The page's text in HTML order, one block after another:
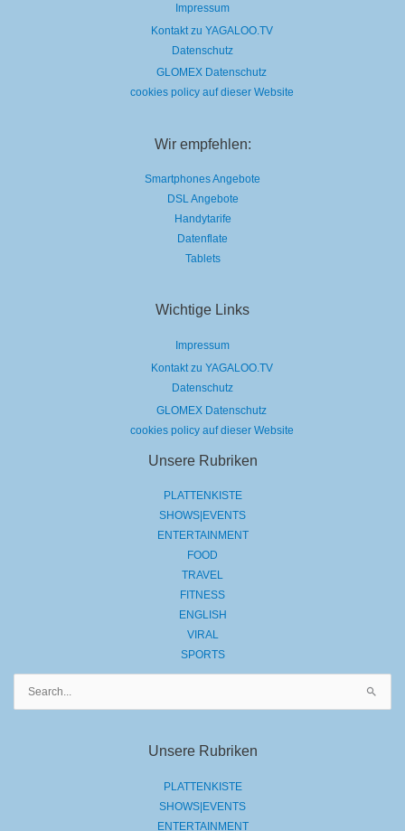
Impressum
Kontakt zu YAGALOO.TV
Datenschutz
GLOMEX Datenschutz
cookies policy auf dieser Website
Wir empfehlen:
Smartphones Angebote
DSL Angebote
Handytarife
Datenflate
Tablets
Wichtige Links
Impressum
Kontakt zu YAGALOO.TV
Datenschutz
GLOMEX Datenschutz
cookies policy auf dieser Website
Unsere Rubriken
PLATTENKISTE
SHOWS|EVENTS
ENTERTAINMENT
FOOD
TRAVEL
FITNESS
ENGLISH
VIRAL
SPORTS
Unsere Rubriken
PLATTENKISTE
SHOWS|EVENTS
ENTERTAINMENT